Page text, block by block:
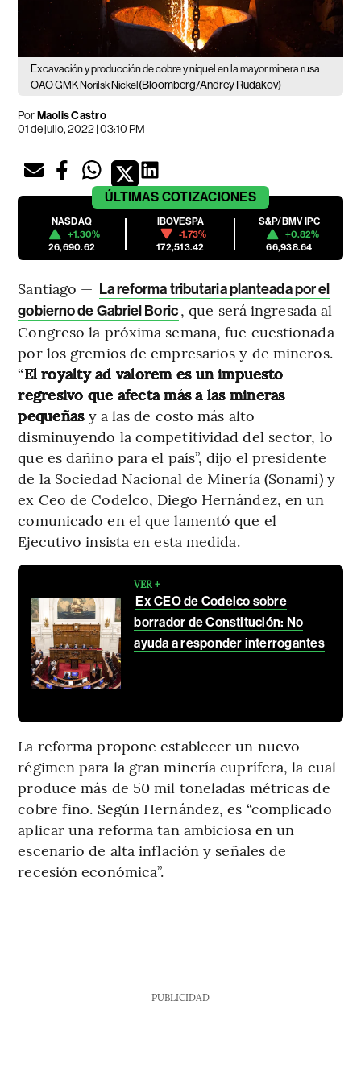
Excavación y producción de cobre y níquel en la mayor minera rusa
OAO GMK Norilsk Nickel (Bloomberg/Andrey Rudakov)
PorMaolis Castro
01 de julio, 2022 | 03:10 PM
ÚLTIMAS COTIZACIONES
NASDAQ
+1.30%
26,690.62
IBOVESPA
-1.73%
172,513.42
S&P/BMV IPC
+0.82%
66,938.64
Santiago — La reforma tributaria planteada por el
gobierno de Gabriel Boric, que será ingresada al
Congreso la próxima semana, fue cuestionada
por los gremios de empresarios y de mineros.
“El royalty ad valorem es un impuesto
regresivo que afecta más a las mineras
pequeñas y a las de costo más alto
disminuyendo la competitividad del sector, lo
que es dañino para el país”, dijo el presidente
de la Sociedad Nacional de Minería (Sonami) y
ex Ceo de Codelco, Diego Hernández, en un
comunicado en el que lamentó que el
Ejecutivo insista en esta medida.
VER +
Ex CEO de Codelco sobre
borrador de Constitución: No
ayuda a responder interrogantes
La reforma propone establecer un nuevo
régimen para la gran minería cuprífera, la cual
produce más de 50 mil toneladas métricas de
cobre fino. Según Hernández, es “complicado
aplicar una reforma tan ambiciosa en un
escenario de alta inflación y señales de
recesión económica”.
PUBLICIDAD